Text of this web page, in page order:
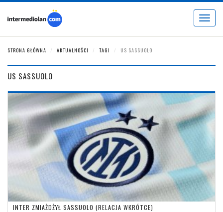
Toggle
STRONA GŁÓWNA AKTUALNOŚCI TAGI US SASSUOLO
US SASSUOLO
INTER ZMIAŻDŻYŁ SASSUOLO (RELACJA WKRÓTCE)